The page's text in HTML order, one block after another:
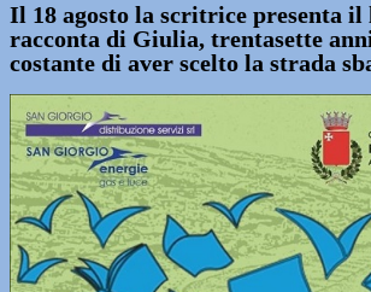
Il 18 agosto la scritrice presenta il
racconta di Giulia, trentasette
costante di aver scelto la strada